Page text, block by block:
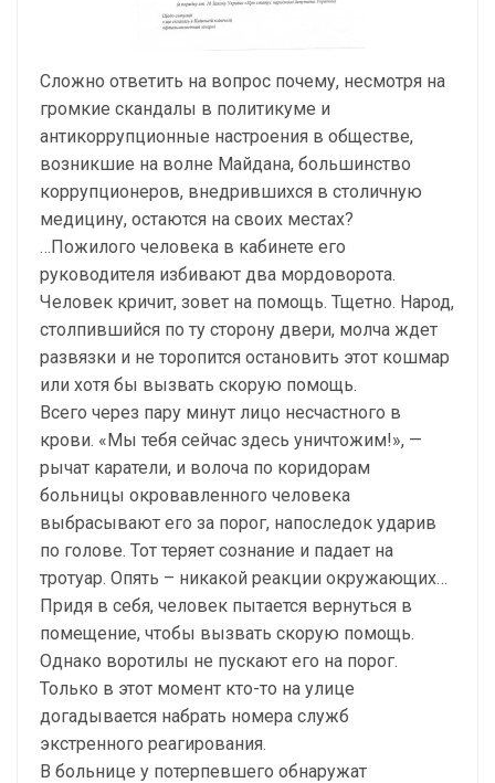
Сложно ответить на вопрос почему, несмотря на
громкие скандалы в политикуме и
антикоррупционные настроения в обществе,
возникшие на волне Майдана, большинство
коррупционеров, внедрившихся в столичную
медицину, остаются на своих местах?
…Пожилого человека в кабинете его
руководителя избивают два мордоворота.
Человек кричит, зовет на помощь. Тщетно. Народ,
столпившийся по ту сторону двери, молча ждет
развязки и не торопится остановить этот кошмар
или хотя бы вызвать скорую помощь.
Всего через пару минут лицо несчастного в
крови. «Мы тебя сейчас здесь уничтожим!», —
рычат каратели, и волоча по коридорам
больницы окровавленного человека
выбрасывают его за порог, напоследок ударив
по голове. Тот теряет сознание и падает на
тротуар. Опять – никакой реакции окружающих…
Придя в себя, человек пытается вернуться в
помещение, чтобы вызвать скорую помощь.
Однако воротилы не пускают его на порог.
Только в этот момент кто-то на улице
догадывается набрать номера служб
экстренного реагирования.
В больнице у потерпевшего обнаружат